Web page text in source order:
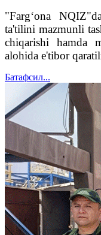
"Farg‘ona
ta'tilini mazmunli
chiqarishi hamda
alohida e'tibor
Батафсил...